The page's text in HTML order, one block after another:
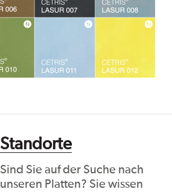
Standorte
Sind Sie auf der Suche nach
unseren Platten? Sie wissen